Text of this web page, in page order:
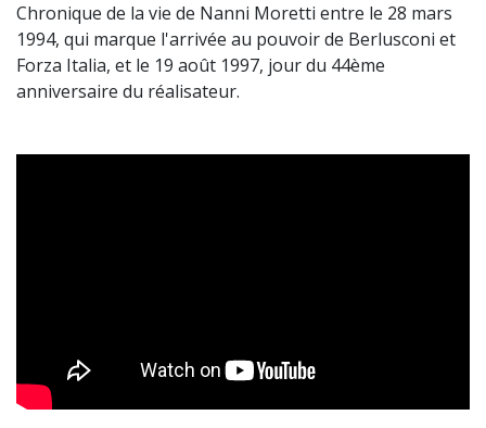
Chronique de la vie de Nanni Moretti entre le 28 mars
1994, qui marque l'arrivée au pouvoir de Berlusconi et
Forza Italia, et le 19 août 1997, jour du 44ème
anniversaire du réalisateur.